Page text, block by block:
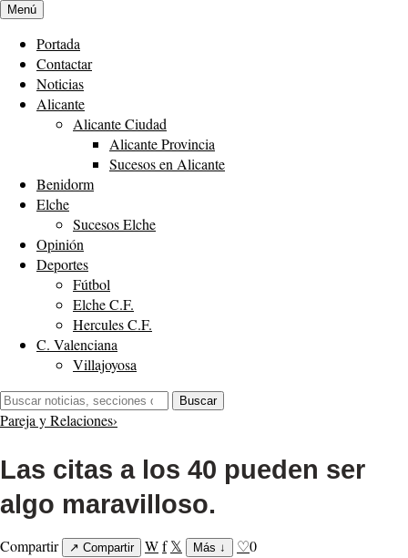
Menú
Portada
Contactar
Noticias
Alicante
Alicante Ciudad
Alicante Provincia
Sucesos en Alicante
Benidorm
Elche
Sucesos Elche
Opinión
Deportes
Fútbol
Elche C.F.
Hercules C.F.
C. Valenciana
Villajoyosa
Buscar:
Buscar
Pareja y Relaciones›
Las citas a los 40 pueden ser
algo maravilloso.
Compartir ↗ Compartir Wf 𝕏 Más ↓ ♡0